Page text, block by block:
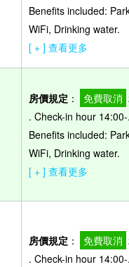
Benefits included:
WiFi, Drinking water.
[ + ] 查看更多
房價規定 ： 免費取消
. Check-in hour
Benefits included:
WiFi, Drinking water.
[ + ] 查看更多
房價規定 ： 免費取消
. Check-in hour